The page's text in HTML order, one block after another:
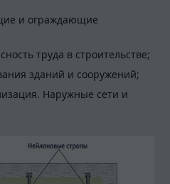
и ограждающие
труда в строительстве;
зданий и сооружений;
Наружные сети и